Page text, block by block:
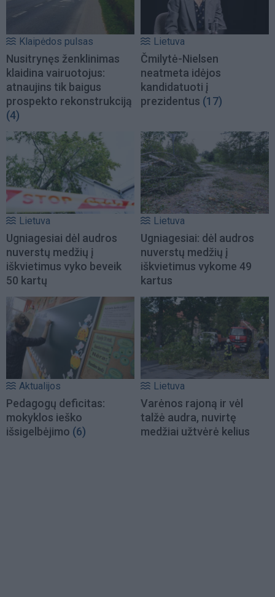
Klaipėdos pulsas
Nusitrynęs ženklinimas
klaidina vairuotojus:
atnaujins tik baigus
prospekto rekonstrukciją
(4)
Lietuva
Čmilytė-Nielsen
neatmeta idėjos
kandidatuoti į
prezidentus (17)
Lietuva
Ugniagesiai dėl audros
nuverstų medžių į
iškvietimus vyko beveik
50 kartų
Lietuva
Ugniagesiai: dėl audros
nuverstų medžių į
iškvietimus vykome 49
kartus
Aktualijos
Pedagogų deficitas:
mokyklos ieško
išsigelbėjimo (6)
Lietuva
Varėnos rajoną ir vėl
talžė audra, nuvirtę
medžiai užtvėrė kelius